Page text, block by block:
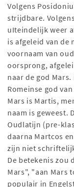
Volgens
strijdbare.
uIteindelijk weer
is afgeleid van de
voornaam van
oorsprong,
naar de god
Romeinse god
Mars is Martis,
naam is geweest.
Oudlatijn (pre-
daarna Martcos
zijn niet
De betekenis zou
Mars", "aan Mars
populair in